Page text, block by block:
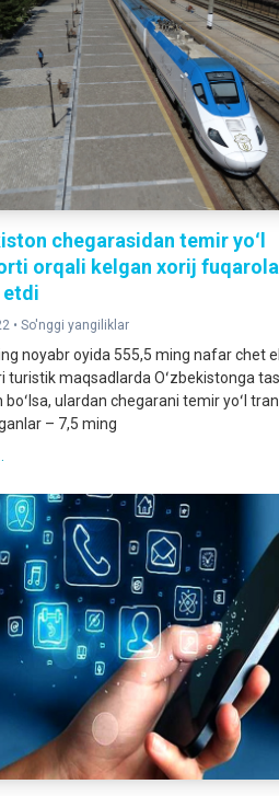
chegarasidan temir yoʻl
orqali kelgan xorij
• So'nggi yangiliklar
noyabr oyida 555,5 ming nafar chet el
turistik maqsadlarda Oʻzbekistonga
boʻlsa, ulardan chegarani temir yoʻl
– 7,5 ming